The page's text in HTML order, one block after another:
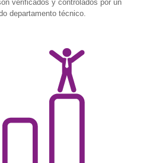
verificados y controlados por un
departamento técnico.